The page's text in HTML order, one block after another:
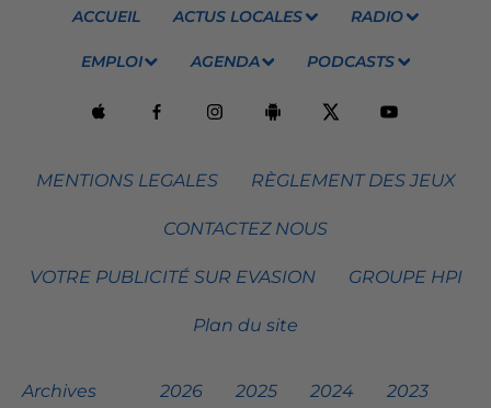
ACCUEIL ACTUS LOCALES RADIO
EMPLOI AGENDA PODCASTS
MENTIONS LEGALES RÈGLEMENT DES JEUX
CONTACTEZ NOUS
VOTRE PUBLICITÉ SUR EVASION GROUPE HPI
Plan du site
Archives 2026 2025 2024 2023